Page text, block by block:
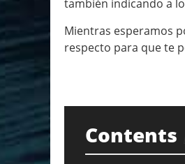
también indicando a
Mientras esperamos
respecto para que te
Contents